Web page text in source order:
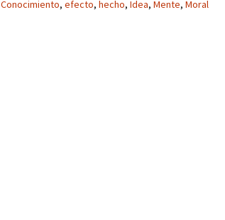
Conocimiento, efecto, hecho, Idea, Mente, Moral